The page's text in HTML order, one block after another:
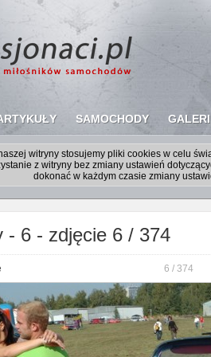
SAMOCHODY
witryny stosujemy pliki cookies w celu
z witryny bez zmiany ustawień
dokonać w każdym czasie zmiany
- 6 - zdjęcie 6 / 374
6 / 374